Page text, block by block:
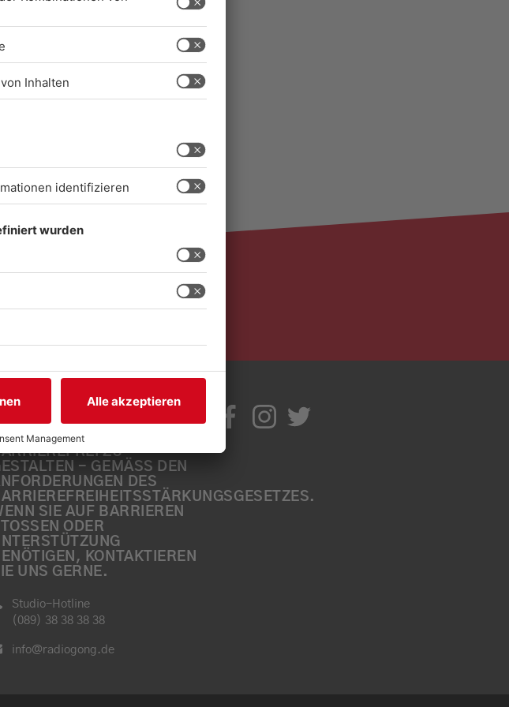
30.06.2026
WIR
DERZEIT AKTIV
UNSERE WEBSITE
ZU
- GEMÄSS DEN A
DES B
W
SIE AUF BARRIEREN S
ODER UN
BE
KONTAKTIEREN SI
UNS GERNE.
Studio-Hotline
(089) 38 38 38 38
info@radiogong.de